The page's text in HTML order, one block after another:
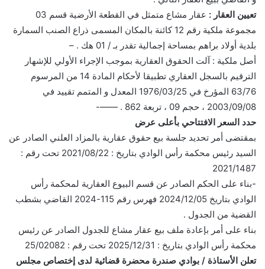
تعيين العقار :
عقار مشاع متمثل في القطعة الأرضية قسم 03
مجموعة ملكية رقم 12 كائنة بالمكان المسمى ذراع الصنب السمارة
بلدية أولاد براهم بمساحة إجمالية تقدر بـ / 01 هك . –
أصل ملكية : آلت الحقوق العقارية بموجب الإجراء الأولي للإشهار
الترقيم بالسجل العقاري تطبيقا لأحكام المادة 14 من المرسوم
63/76 المؤرخ في 1976/03/25 المعدل و المتمم تقييد في
2003/09/08 ، حجم 09 ، تربعة 862 . ——-
حدد السعر الافتتاحي بأعلى عرض
بمقتضى أمر تحديد جلسة بيع حقوق عقارية بالمزاد العلني الصادر عن
السيد رئيس محكمة رأس الوادي بتاريخ : 2021/08/22 تحت رقم :
2021/1487
-بناء على الحكم الصادر عن قسم البيوع العقارية لمحكمة رأس
الوادي بتاريخ 2024/12/05 فهرس رقم 115-2024 القاضي بشطب
القضية من الجدول .
بناء على أمر بإعادة ملف بيع عقار مشاع للجدول الصادر عن رئيس
محكمة رأس الوادي بتاريخ : 2025/12/31 تحت رقم : 25/02082
تعلن الأستاذة / بوادي صندرة محضرة قضائية لدى إختصاص مجلس